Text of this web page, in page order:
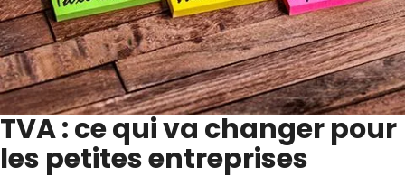
TVA : ce qui va changer pour
les petites entreprises